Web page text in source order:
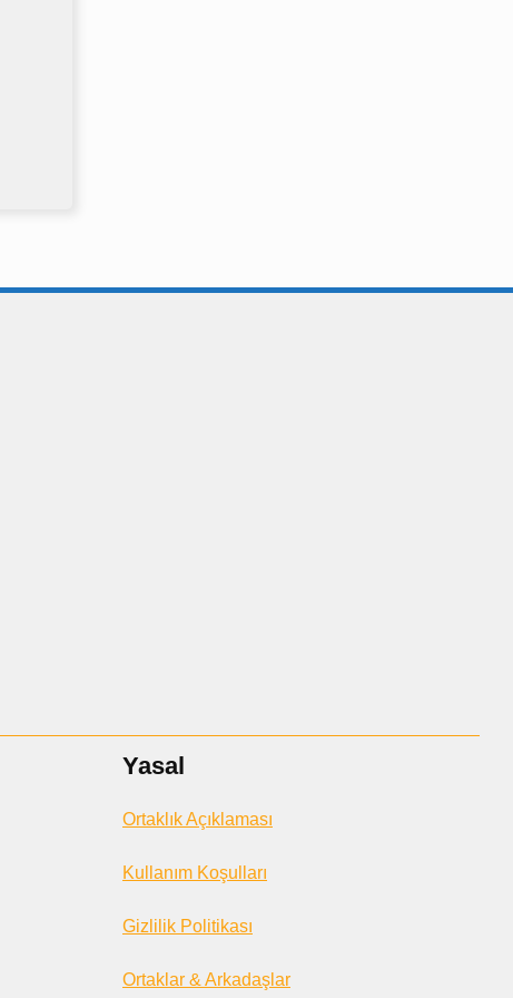
Yasal
Ortaklık Açıklaması
Kullanım Koşulları
Gizlilik Politikası
Ortaklar & Arkadaşlar